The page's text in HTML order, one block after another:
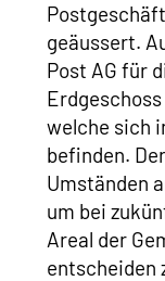
geäussert.
Post AG für
welche sich
befinden.
Umständen
um bei
Areal der
entscheiden